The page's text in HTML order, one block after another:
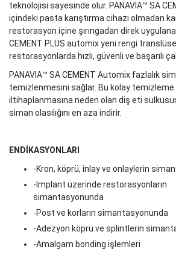
teknolojisi sayesinde olur. PANAVIA™ SA
içindeki pasta karıştırma cihazı olmadan
restorasyon içine şırıngadan direk
CEMENT PLUS automix yeni rengi
restorasyonlarda hızlı, güvenli ve başarılı
PANAVIA™ SA CEMENT Automix fazlalık
temizlenme­sini sağlar. Bu kolay
iltihaplanmasına neden olan diş eti
siman olasılığını en aza indirir.
ENDİKASYONLARI
-Kron, köprü, inlay ve onlaylerin
-Implant üzerinde restorasyonların
simantasyonunda
-Post ve korların simantasyonunda
-Adezyon köprü ve splintlerin
-Amalgam bonding işlemleri